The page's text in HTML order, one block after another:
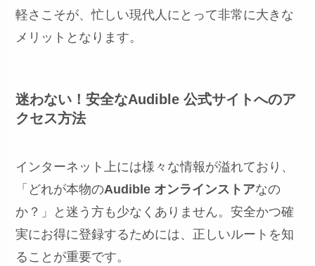
軽さこそが、忙しい現代人にとって非常に大きな
メリットとなります。
迷わない！安全なAudible 公式サイトへのア
クセス方法
インターネット上には様々な情報が溢れており、
「どれが本物のAudible オンラインストアなの
か？」と迷う方も少なくありません。安全かつ確
実にお得に登録するためには、正しいルートを知
ることが重要です。